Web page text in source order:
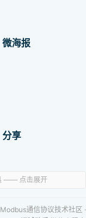
微海报
分享
—— 点击展开
通信协议技术社区 ·